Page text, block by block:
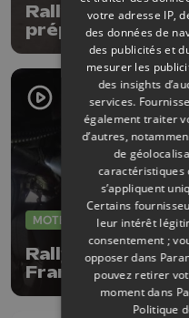
Rallye du
préparent
MOTEUR
Rallye du
Français
votre adresse IP,
des données de
des publicités et
mesurer les
des insights
services.
également traiter
d’autres,
de
caractéristiques
s’appliquent
Certains
leur intérêt
consentement ;
opposer dans
pouvez retirer
moment dans
Politique